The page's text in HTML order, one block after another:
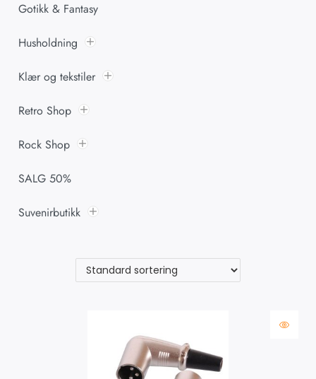
Gotikk & Fantasy
Husholdning
Klær og tekstiler
Retro Shop
Rock Shop
SALG 50%
Suvenirbutikk